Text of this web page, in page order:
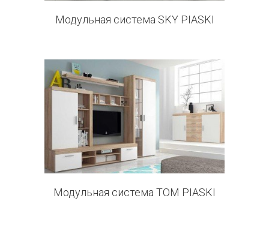
Модульная система SKY PIASKI
2 products
Модульная система TOM PIASKI